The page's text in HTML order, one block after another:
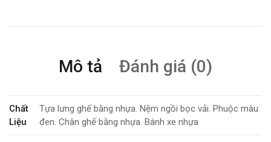
Mô tả Đánh giá (0)
Chất
Liệu
Tựa lưng ghế bằng nhựa. Nệm ngồi bọc vải. Phuộc màu
đen. Chân ghế bằng nhựa. Bánh xe nhựa